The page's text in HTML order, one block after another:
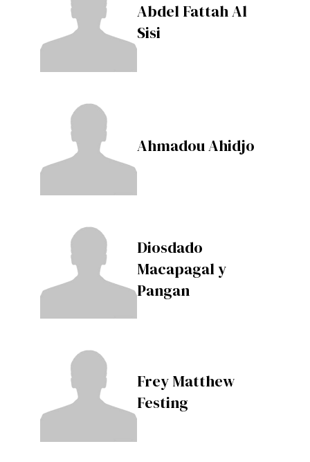
Abdel Fattah Al
Sisi
Ahmadou Ahidjo
Diosdado
Macapagal y
Pangan
Frey Matthew
Festing